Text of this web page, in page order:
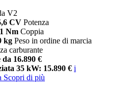
V2
CV Potenza
Nm Coppia
kg Peso in ordine di marcia
carburante
16.890 €
35 kW: 15.890 € i
Scopri di più